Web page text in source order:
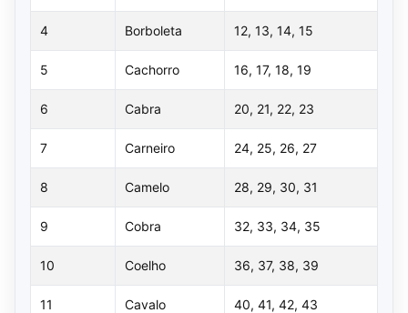
4 Borboleta 12, 13, 14, 15
5 Cachorro 16, 17, 18, 19
6 Cabra 20, 21, 22, 23
7 Carneiro 24, 25, 26, 27
8 Camelo 28, 29, 30, 31
9 Cobra 32, 33, 34, 35
10 Coelho 36, 37, 38, 39
11 Cavalo 40, 41, 42, 43